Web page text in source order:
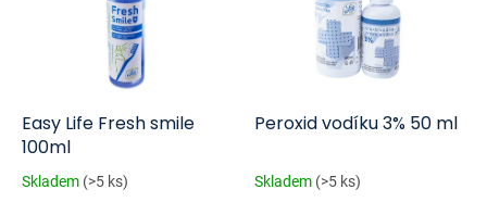
Easy Life Fresh smile
100ml
Skladem (>5 ks)
Peroxid vodíku 3% 50 ml
Skladem (>5 ks)